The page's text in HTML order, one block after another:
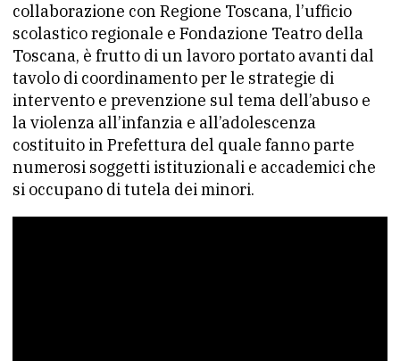
collaborazione con Regione Toscana, l’ufficio
scolastico regionale e Fondazione Teatro della
Toscana, è frutto di un lavoro portato avanti dal
tavolo di coordinamento per le strategie di
intervento e prevenzione sul tema dell’abuso e
la violenza all’infanzia e all’adolescenza
costituito in Prefettura del quale fanno parte
numerosi soggetti istituzionali e accademici che
si occupano di tutela dei minori.